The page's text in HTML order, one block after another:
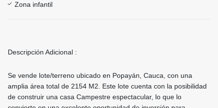
Zona infantil
Descripción Adicional :
Se vende lote/terreno ubicado en Popayán, Cauca, con una
amplia área total de 2154 M2. Este lote cuenta con la posibilidad
de construir una casa Campestre espectacular, lo que lo